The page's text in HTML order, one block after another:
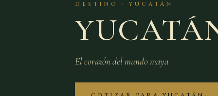
DESTINO · YUCATÁN
El corazón del mundo maya